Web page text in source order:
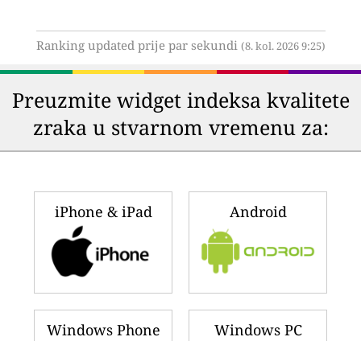
Ranking updated prije par sekundi (8. kol. 2026 9:25)
Preuzmite widget indeksa kvalitete
zraka u stvarnom vremenu za:
iPhone & iPad Android
Windows Phone Windows PC